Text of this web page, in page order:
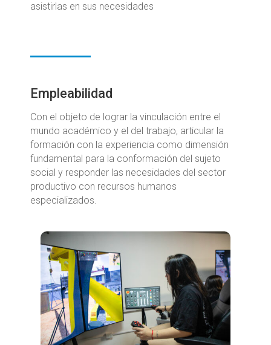
asistirlas en sus necesidades
Empleabilidad
Con el objeto de lograr la vinculación entre el
mundo académico y el del trabajo, articular la
formación con la experiencia como dimensión
fundamental para la conformación del sujeto
social y responder las necesidades del sector
productivo con recursos humanos
especializados.